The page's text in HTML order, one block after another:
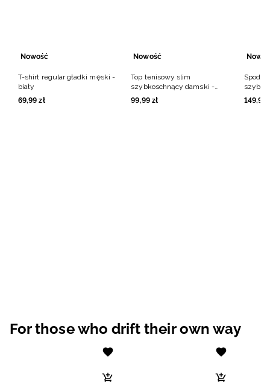
Nowość
T-shirt regular gładki męski -
biały
69,99 zł
Nowość
Top tenisowy slim
szybkoschnący damski -
kremowy
99,99 zł
zielone
149,99
NOWA KOLEKCJA
4F | DRIFT MASTERS
Odkryj kolekcję Dowiedz się więcej
For those who drift their own way